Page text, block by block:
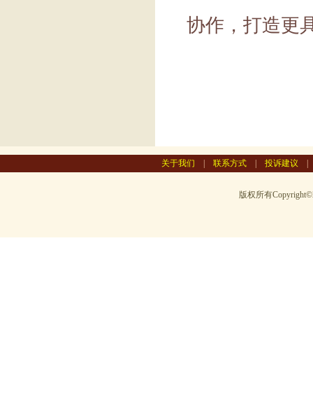
协作，打造更
关于我们 联系方式 投诉建议
版权所有